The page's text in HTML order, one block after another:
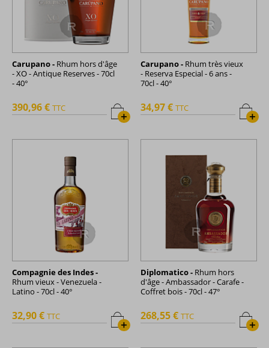
Carupano - Rhum hors d'âge
- XO - Antique Reserves - 70cl
- 40°
+
390,96 € TTC
Carupano - Rhum très vieux
- Reserva Especial - 6 ans -
70cl - 40°
+
34,97 € TTC
Compagnie des Indes -
Rhum vieux - Venezuela -
Latino - 70cl - 40°
+
32,90 € TTC
Diplomatico - Rhum hors
d'âge - Ambassador - Carafe -
Coffret bois - 70cl - 47°
+
268,55 € TTC